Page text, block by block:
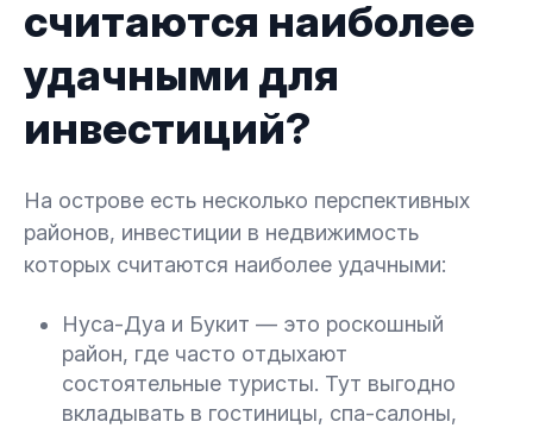
считаются наиболее
удачными для
инвестиций?
На острове есть несколько перспективных
районов, инвестиции в недвижимость
которых считаются наиболее удачными:
Нуса-Дуа и Букит — это роскошный
район, где часто отдыхают
состоятельные туристы. Тут выгодно
вкладывать в гостиницы, спа-салоны,